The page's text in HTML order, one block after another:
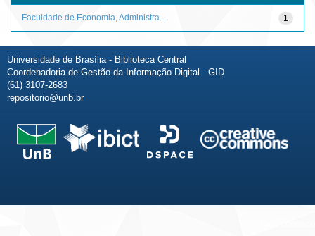
1
Faculdade de Economia, Administra...
Universidade de Brasília - Biblioteca Central
Coordenadoria de Gestão da Informação Digital - GID
(61) 3107-2683
repositorio@unb.br